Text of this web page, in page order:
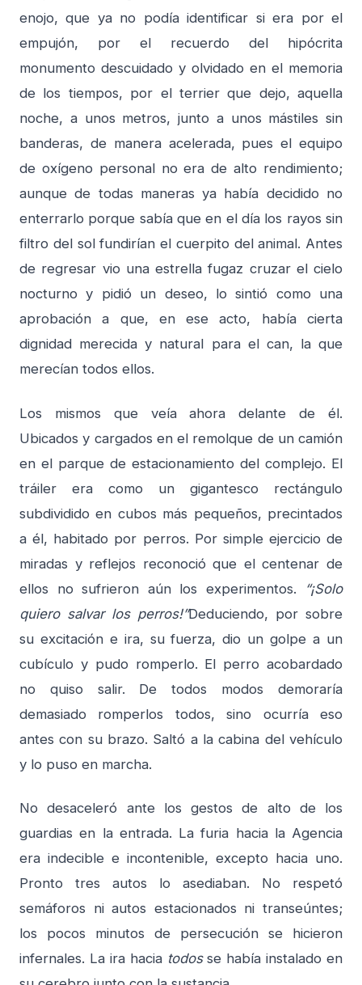
enojo, que ya no podía identificar si era por el
empujón, por el recuerdo del hipócrita
monumento descuidado y olvidado en el memoria
de los tiempos, por el terrier que dejo, aquella
noche, a unos metros, junto a unos mástiles sin
banderas, de manera acelerada, pues el equipo
de oxígeno personal no era de alto rendimiento;
aunque de todas maneras ya había decidido no
enterrarlo porque sabía que en el día los rayos sin
filtro del sol fundirían el cuerpito del animal. Antes
de regresar vio una estrella fugaz cruzar el cielo
nocturno y pidió un deseo, lo sintió como una
aprobación a que, en ese acto, había cierta
dignidad merecida y natural para el can, la que
merecían todos ellos.
Los mismos que veía ahora delante de él.
Ubicados y cargados en el remolque de un camión
en el parque de estacionamiento del complejo. El
tráiler era como un gigantesco rectángulo
subdividido en cubos más pequeños, precintados
a él, habitado por perros. Por simple ejercicio de
miradas y reflejos reconoció que el centenar de
ellos no sufrieron aún los experimentos.
“¡Solo
quiero salvar los perros!”Deduciendo, por sobre
su excitación e ira, su fuerza, dio un golpe a un
cubículo y pudo romperlo. El perro acobardado
no quiso salir. De todos modos demoraría
demasiado romperlos todos, sino ocurría eso
antes con su brazo. Saltó a la cabina del vehículo
y lo puso en marcha.
No desaceleró ante los gestos de alto de los
guardias en la entrada. La furia hacia la Agencia
era indecible e incontenible, excepto hacia uno.
Pronto tres autos lo asediaban. No respetó
semáforos ni autos estacionados ni transeúntes;
los pocos minutos de persecución se hicieron
infernales. La ira hacia todosse había instalado en